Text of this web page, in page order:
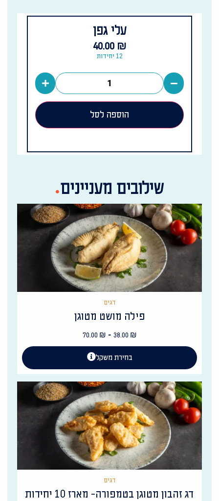
עלי גפן
40.00 ₪
12 יחידות
הוספה לסל
שילובים מעניינים
דגים
פילה מושט מטוגן
38.00 ₪
-
70.00 ₪
בחירת משקל
דגים
דג זהבון מטוגן בטמפורה- מארז 10 יחידות